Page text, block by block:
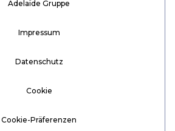
Adelaïde Gruppe
Impressum
Datenschutz
Cookie
Cookie-Präferenzen